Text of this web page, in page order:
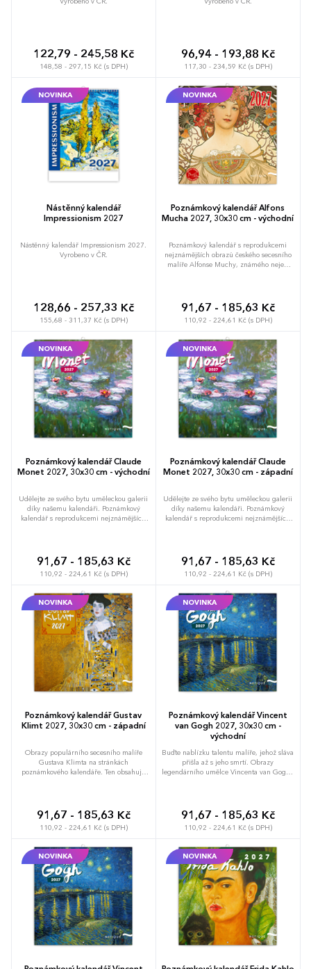
122,79 - 245,58 Kč
148,58 - 297,15 Kč (s DPH)
96,94 - 193,88 Kč
117,30 - 234,59 Kč (s DPH)
NOVINKA
Nástěnný kalendář
Impressionism 2027
Nástěnný kalendář Impressionism 2027.
Vyrobeno v ČR.
128,66 - 257,33 Kč
155,68 - 311,37 Kč (s DPH)
NOVINKA
Poznámkový kalendář Alfons
Mucha 2027, 30x30 cm - východní
Poznámkový kalendář s reprodukcemi
nejznámějších obrazů českého secesního
malíře Alfonse Muchy, známého nejen
2027 v šesti jazycích, měsíční fáze,
důležité svátky a prostor pro poznámky na
každý den.
91,67 - 185,63 Kč
110,92 - 224,61 Kč (s DPH)
NOVINKA
Poznámkový kalendář Claude
Monet 2027, 30x30 cm - východní
Udělejte ze svého bytu uměleckou galerii
díky našemu kalendáři. Poznámkový
kalendář s reprodukcemi nejznámějších
91,67 - 185,63 Kč
110,92 - 224,61 Kč (s DPH)
NOVINKA
Poznámkový kalendář Claude
Monet 2027, 30x30 cm - západní
Udělejte ze svého bytu uměleckou galerii
díky našemu kalendáři. Poznámkový
kalendář s reprodukcemi nejznámějších
91,67 - 185,63 Kč
110,92 - 224,61 Kč (s DPH)
NOVINKA
Poznámkový kalendář Gustav
Klimt 2027, 30x30 cm - západní
Obrazy populárního secesního malíře
Gustava Klimta na stránkách
poznámkového kalendáře. Ten obsahuje
poznámky na každý den.
91,67 - 185,63 Kč
110,92 - 224,61 Kč (s DPH)
NOVINKA
Poznámkový kalendář Vincent
van Gogh 2027, 30x30 cm -
východní
Buďte nablízku talentu malíře, jehož sláva
přišla až s jeho smrtí. Obrazy
legendárního umělce Vincenta van Gogha
měsíční fáze, důležité svátky a prostor pro
poznámky na každý den.
91,67 - 185,63 Kč
110,92 - 224,61 Kč (s DPH)
NOVINKA NOVINKA